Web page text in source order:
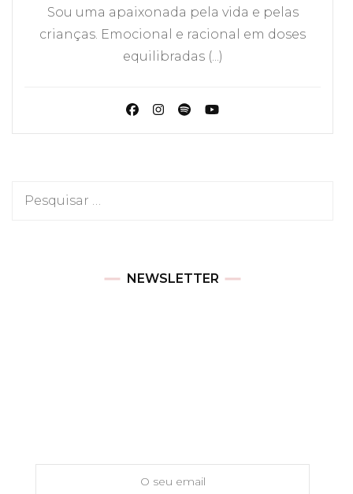
Sou uma apaixonada pela vida e pelas
crianças. Emocional e racional em doses
equilibradas (...)
Pesquisar
NEWSLETTER